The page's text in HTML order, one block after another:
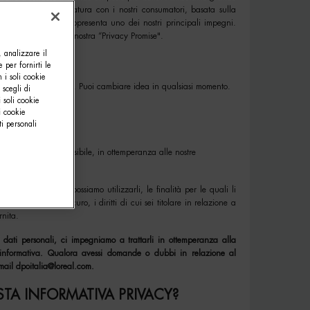
forte e duratura con i nostri consumatori, basata sulla
e le tue scelte rappresenta uno dei nostri principali impegni.
delineato la nostra “Privacy Promise".
che facciamo.
chiesto di farlo. Puoi cambiare idea in qualsiasi momento.
partner fidati.
dati.
per quanto possibile, in ottemperanza alle nostre
conservare, come possiamo utilizzarli, le finalità per le quali li
e li teniamo al sicuro, i diritti di cui sei titolare in relazione a
personali, ci impegniamo a trattarli in ottemperanza alla
Qualora avessi domande o dubbi in relazione al
dpoitalia@loreal.com
INFORMATIVA PRIVACY?
analizzare il
per fornirti le
i soli cookie
scegli di
soli cookie
cookie
personali